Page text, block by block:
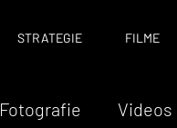
STRATEGIE FILME
Fotografie Videos